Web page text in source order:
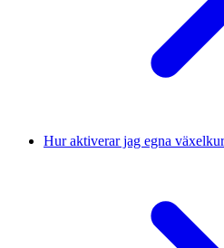
Hur aktiverar jag egna